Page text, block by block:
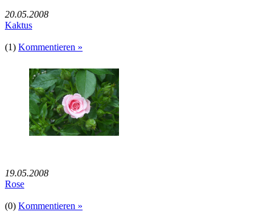
20.05.2008
Kaktus
(1) Kommentieren »
19.05.2008
Rose
(0) Kommentieren »